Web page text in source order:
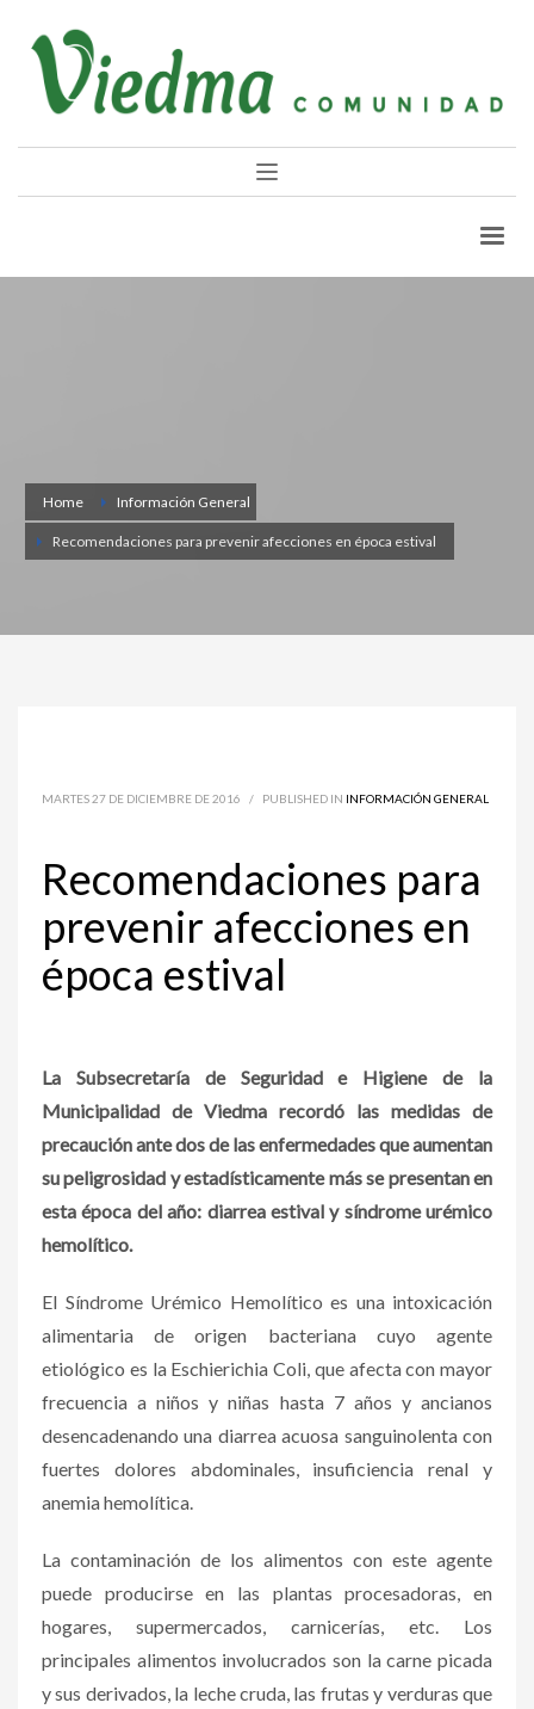
Home Información General
Recomendaciones para prevenir afecciones en época estival
MARTES 27 DE DICIEMBRE DE 2016 / PUBLISHED IN INFORMACIÓN GENERAL
Recomendaciones para
prevenir afecciones en
época estival
La Subsecretaría de Seguridad e Higiene de la
Municipalidad de Viedma recordó las medidas de
precaución ante dos de las enfermedades que aumentan
su peligrosidad y estadísticamente más se presentan en
esta época del año: diarrea estival y síndrome urémico
hemolítico.
El Síndrome Urémico Hemolítico es una intoxicación
alimentaria de origen bacteriana cuyo agente
etiológico es la Eschierichia Coli, que afecta con mayor
frecuencia a niños y niñas hasta 7 años y ancianos
desencadenando una diarrea acuosa sanguinolenta con
fuertes dolores abdominales, insuficiencia renal y
anemia hemolítica.
La contaminación de los alimentos con este agente
puede producirse en las plantas procesadoras, en
hogares, supermercados, carnicerías, etc. Los
principales alimentos involucrados son la carne picada
y sus derivados, la leche cruda, las frutas y verduras que